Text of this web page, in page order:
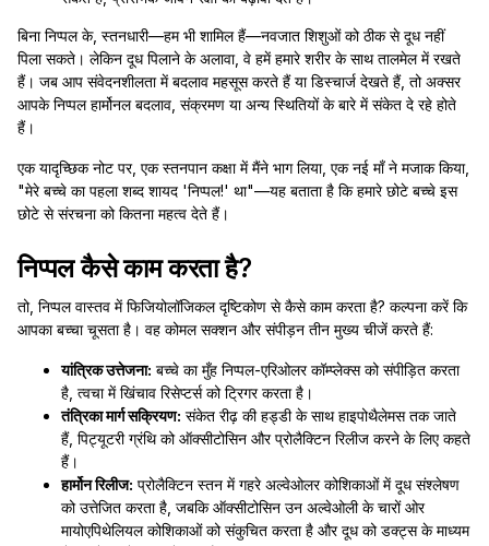
बिना निप्पल के, स्तनधारी—हम भी शामिल हैं—नवजात शिशुओं को ठीक से दूध नहीं
पिला सकते। लेकिन दूध पिलाने के अलावा, वे हमें हमारे शरीर के साथ तालमेल में रखते
हैं। जब आप संवेदनशीलता में बदलाव महसूस करते हैं या डिस्चार्ज देखते हैं, तो अक्सर
आपके निप्पल हार्मोनल बदलाव, संक्रमण या अन्य स्थितियों के बारे में संकेत दे रहे होते
हैं।
एक यादृच्छिक नोट पर, एक स्तनपान कक्षा में मैंने भाग लिया, एक नई माँ ने मजाक किया,
"मेरे बच्चे का पहला शब्द शायद 'निप्पल!' था"—यह बताता है कि हमारे छोटे बच्चे इस
छोटे से संरचना को कितना महत्व देते हैं।
निप्पल कैसे काम करता है?
तो, निप्पल वास्तव में फिजियोलॉजिकल दृष्टिकोण से कैसे काम करता है? कल्पना करें कि
आपका बच्चा चूसता है। वह कोमल सक्शन और संपीड़न तीन मुख्य चीजें करते हैं:
यांत्रिक उत्तेजना: बच्चे का मुँह निप्पल-एरिओलर कॉम्प्लेक्स को संपीड़ित करता
है, त्वचा में खिंचाव रिसेप्टर्स को ट्रिगर करता है।
तंत्रिका मार्ग सक्रियण: संकेत रीढ़ की हड्डी के साथ हाइपोथैलेमस तक जाते
हैं, पिट्यूटरी ग्रंथि को ऑक्सीटोसिन और प्रोलैक्टिन रिलीज करने के लिए कहते
हैं।
हार्मोन रिलीज: प्रोलैक्टिन स्तन में गहरे अल्वेओलर कोशिकाओं में दूध संश्लेषण
को उत्तेजित करता है, जबकि ऑक्सीटोसिन उन अल्वेओली के चारों ओर
मायोएपिथेलियल कोशिकाओं को संकुचित करता है और दूध को डक्ट्स के माध्यम